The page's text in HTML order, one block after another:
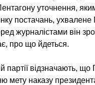
уточнення,
постачань, ухвалене
журналістами він
про що йдеться.
партії відзначають, що
мету наказу